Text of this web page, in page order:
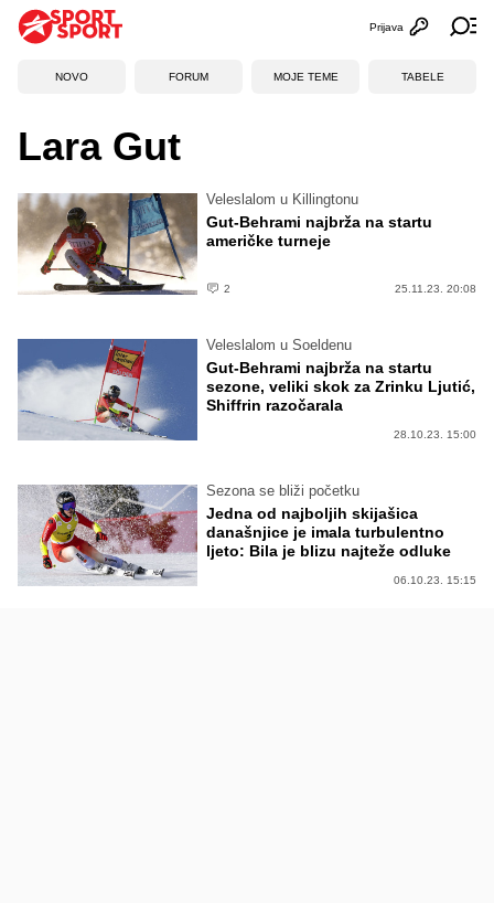
Otvori
Prijava
NOVO FORUM MOJE TEME TABELE
Lara Gut
Veleslalom u Killingtonu
Gut-Behrami najbrža na startu
američke turneje
2 25.11.23. 20:08
Veleslalom u Soeldenu
Gut-Behrami najbrža na startu
sezone, veliki skok za Zrinku Ljutić,
Shiffrin razočarala
28.10.23. 15:00
Sezona se bliži početku
Jedna od najboljih skijašica
današnjice je imala turbulentno
ljeto: Bila je blizu najteže odluke
06.10.23. 15:15